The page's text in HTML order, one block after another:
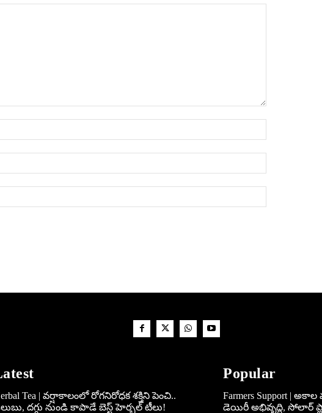
Tea | వర్షాకాలంలో రోగనిరోధక శక్తిని పెంచి..
దగ్గు నుండి కాపాడే బెస్ట్ హెర్బల్ టీలు!
Popular
Farmers Support |
డెయిరీ అభివృద్ధి, సోలార్